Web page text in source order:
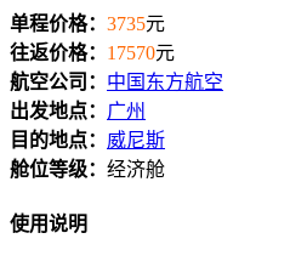
单程价格： 3735元
往返价格： 17570元
航空公司： 中国东方航空
出发地点： 广州
目的地点： 威尼斯
舱位等级： 经济舱
使用说明